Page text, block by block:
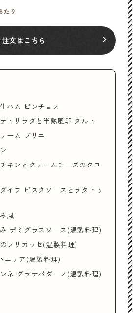
たり
注文はこちら
ハム ピンチョス
トサラダと半熟風卵 タルト
ーム ブリニ
キンとクリームチーズのクロ
イフ ビスクソースとラタトゥ
風
デミグラスソース(温製料理)
フリカッセ(温製料理)
エリア(温製料理)
ネ グラナパダーノ(温製料理)